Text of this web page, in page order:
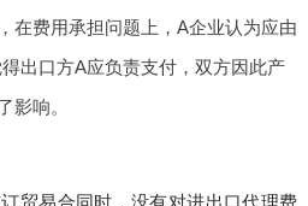
在费用承担问题上，A企业认为应由
出口方A应负责支付，双方因此产
影响。
订贸易合同时，没有对进出口代理费